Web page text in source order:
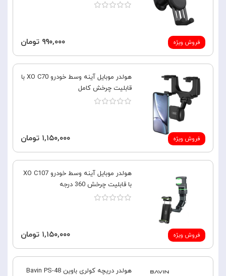
فروش ویژه ۹۹۰,۰۰۰ تومان
فروش ویژه
هولدر موبایل آینه وسط خودرو XO C70 با
قابلیت چرخش کامل
۱,۱۵۰,۰۰۰ تومان
فروش ویژه
هولدر موبایل آینه وسط خودرو XO C107
با قابلیت چرخش 360 درجه
۱,۱۵۰,۰۰۰ تومان
هولدر دریچه کولری باوین Bavin PS-48